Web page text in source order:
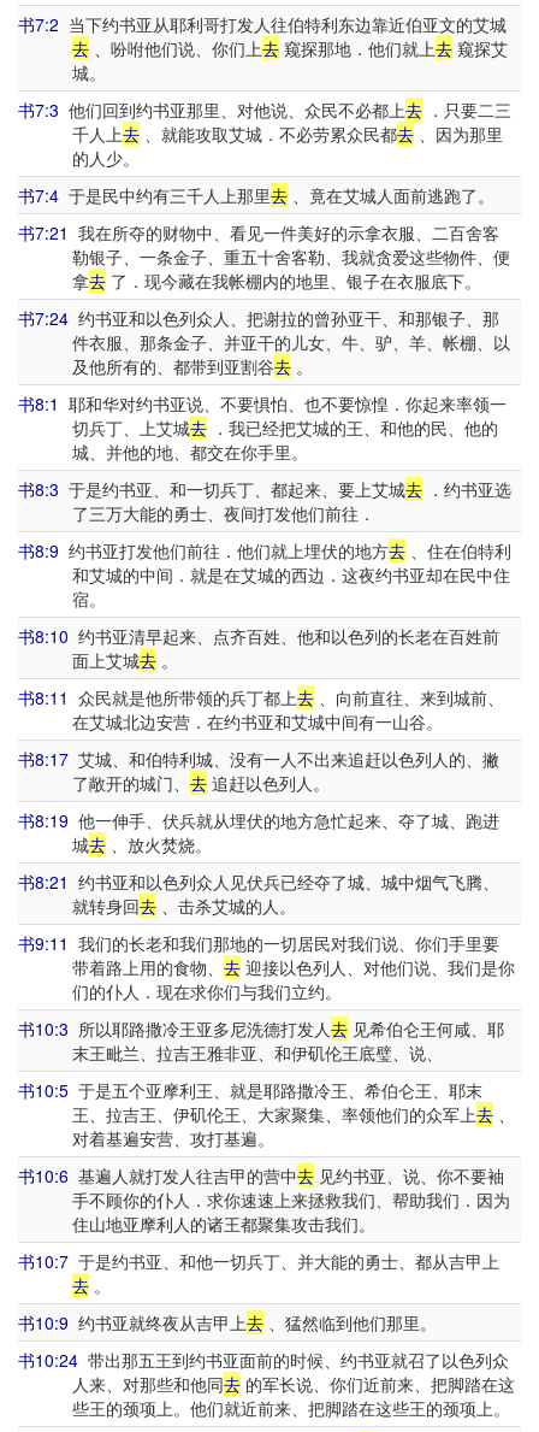
书7:2 当下约书亚从耶利哥打发人往伯特利东边靠近伯亚文的艾城
去、吩咐他们说、你们上去窥探那地．他们就上去窥探艾
城。
书7:3 他们回到约书亚那里、对他说、众民不必都上去 ．只要二三
千人上去、就能攻取艾城．不必劳累众民都去、因为那里
的人少。
书7:4 于是民中约有三千人上那里去 、竟在艾城人面前逃跑了。
书7:21 我在所夺的财物中、看见一件美好的示拿衣服、二百舍客
勒银子、一条金子、重五十舍客勒、我就贪爱这些物件、便
拿去了．现今藏在我帐棚内的地里、银子在衣服底下。
书7:24 约书亚和以色列众人、把谢拉的曾孙亚干、和那银子、那
件衣服、那条金子、并亚干的儿女、牛、驴、羊、帐棚、以
及他所有的、都带到亚割谷去。
书8:1 耶和华对约书亚说、不要惧怕、也不要惊惶．你起来率领一
切兵丁、上艾城去．我已经把艾城的王、和他的民、他的
城、并他的地、都交在你手里。
书8:3 于是约书亚、和一切兵丁、都起来、要上艾城去 ．约书亚选
了三万大能的勇士、夜间打发他们前往．
书8:9 约书亚打发他们前往．他们就上埋伏的地方去 、住在伯特利
和艾城的中间．就是在艾城的西边．这夜约书亚却在民中住
宿。
书8:10 约书亚清早起来、点齐百姓、他和以色列的长老在百姓前
面上艾城去。
书8:11 众民就是他所带领的兵丁都上去 、向前直往、来到城前、
在艾城北边安营．在约书亚和艾城中间有一山谷。
书8:17 艾城、和伯特利城、没有一人不出来追赶以色列人的、撇
了敞开的城门、 去追赶以色列人。
书8:19 他一伸手、伏兵就从埋伏的地方急忙起来、夺了城、跑进
城去、放火焚烧。
书8:21 约书亚和以色列众人见伏兵已经夺了城、城中烟气飞腾、
就转身回去、击杀艾城的人。
书9:11 我们的长老和我们那地的一切居民对我们说、你们手里要
带着路上用的食物、 去迎接以色列人、对他们说、我们是你
们的仆人．现在求你们与我们立约。
书10:3 所以耶路撒冷王亚多尼洗德打发人去 见希伯仑王何咸、耶
末王毗兰、拉吉王雅非亚、和伊矶伦王底璧、说、
书10:5 于是五个亚摩利王、就是耶路撒冷王、希伯仑王、耶末
王、拉吉王、伊矶伦王、大家聚集、率领他们的众军上去、
对着基遍安营、攻打基遍。
书10:6 基遍人就打发人往吉甲的营中去 见约书亚、说、你不要袖
手不顾你的仆人．求你速速上来拯救我们、帮助我们．因为
住山地亚摩利人的诸王都聚集攻击我们。
书10:7 于是约书亚、和他一切兵丁、并大能的勇士、都从吉甲上
去。
书10:9 约书亚就终夜从吉甲上去 、猛然临到他们那里。
书10:24 带出那五王到约书亚面前的时候、约书亚就召了以色列众
人来、对那些和他同去的军长说、你们近前来、把脚踏在这
些王的颈项上。他们就近前来、把脚踏在这些王的颈项上。